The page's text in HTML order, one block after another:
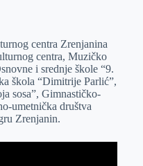
centra Zrenjanina
centra, Muzičko
i srednje škole “9.
škola “Dimitrije Parlić”,
sosa”, Gimnastičko-
umetnička društva
Zrenjanin.